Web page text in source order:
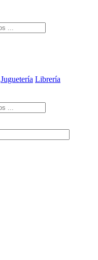
Juguetería Librería